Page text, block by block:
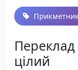
Прикметник
цілий